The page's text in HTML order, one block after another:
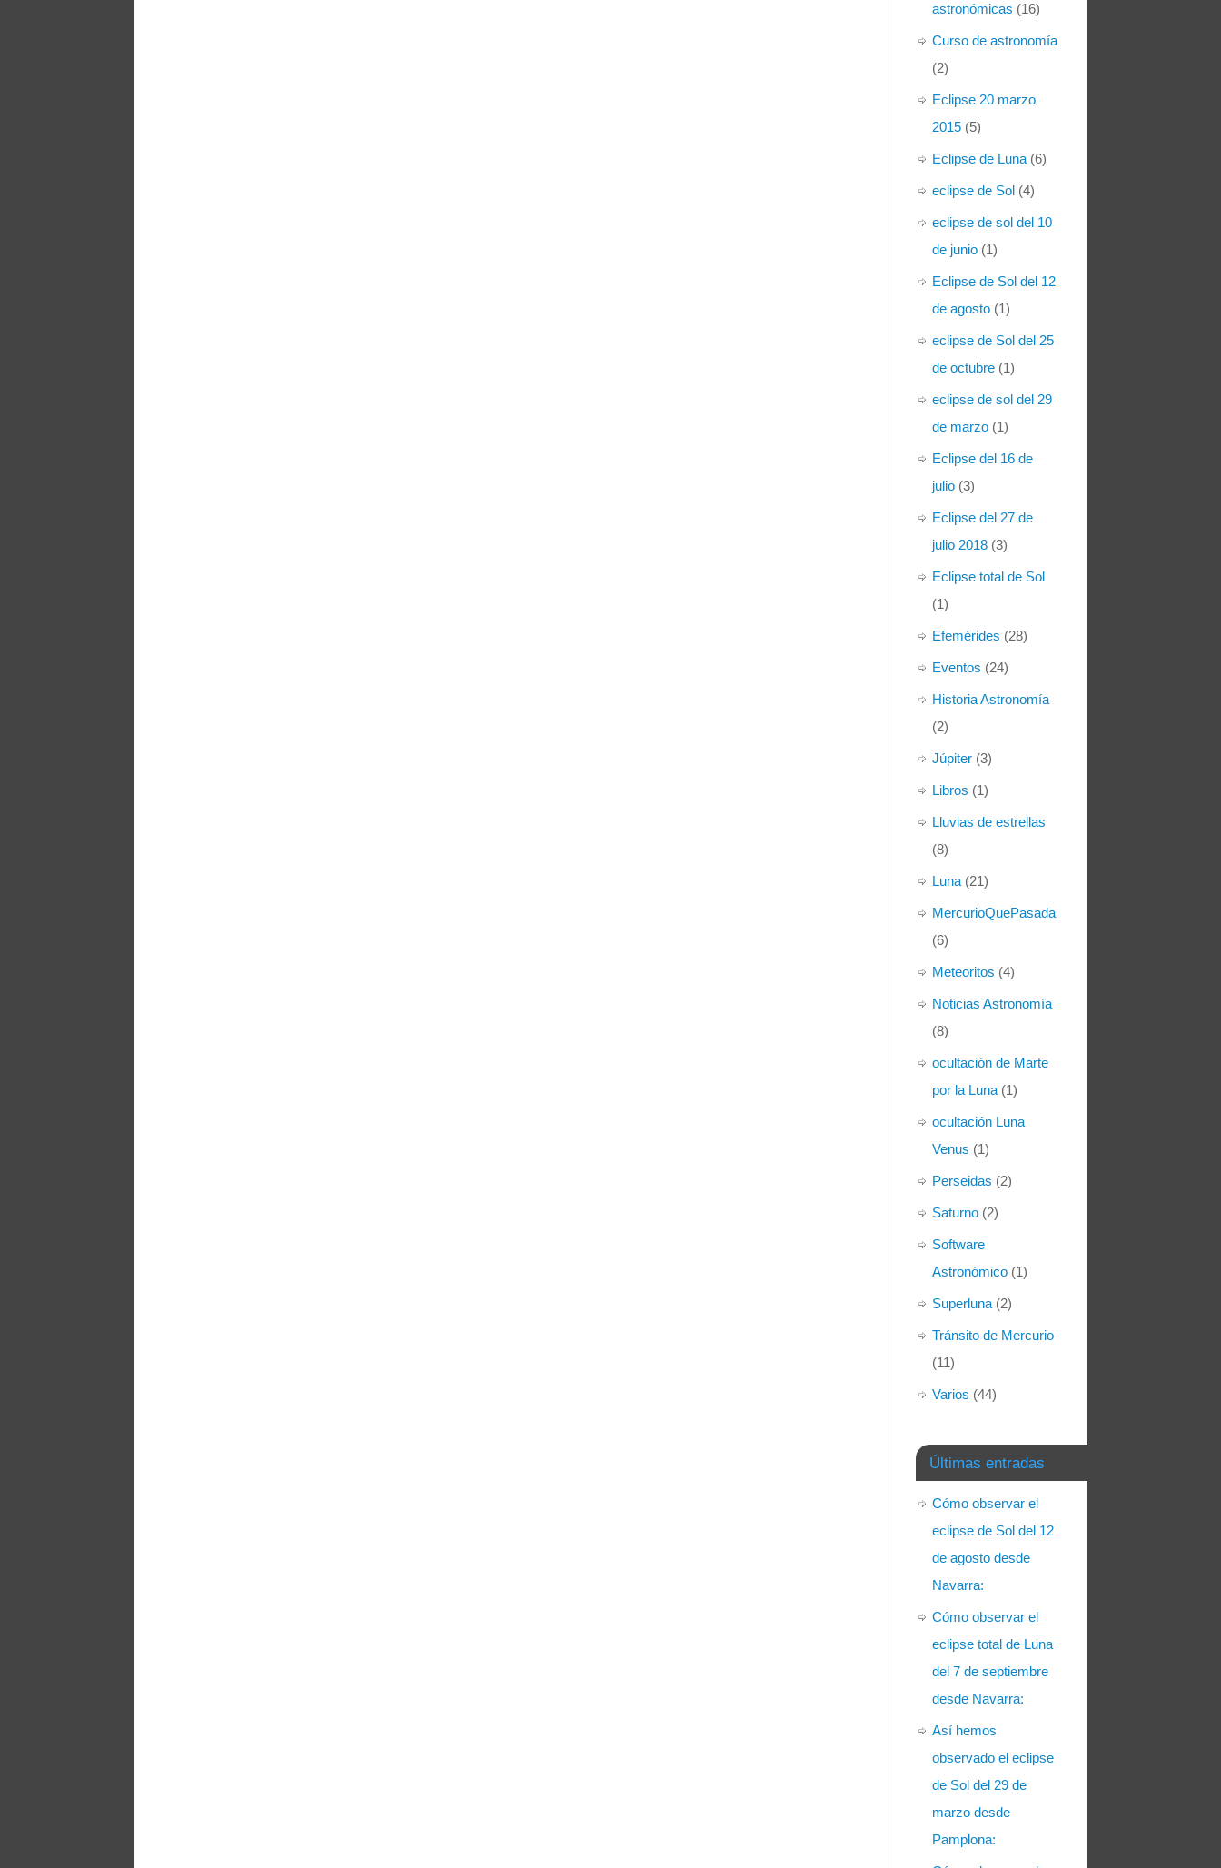
astronómicas (16)
Curso de astronomía
(2)
Eclipse 20 marzo
2015 (5)
Eclipse de Luna (6)
eclipse de Sol (4)
eclipse de sol del 10
de junio (1)
Eclipse de Sol del 12
de agosto (1)
eclipse de Sol del 25
de octubre (1)
eclipse de sol del 29
de marzo (1)
Eclipse del 16 de
julio (3)
Eclipse del 27 de
julio 2018 (3)
Eclipse total de Sol
(1)
Efemérides (28)
Eventos (24)
Historia Astronomía
(2)
Júpiter (3)
Libros (1)
Lluvias de estrellas
(8)
Luna (21)
MercurioQuePasada
(6)
Meteoritos (4)
Noticias Astronomía
(8)
ocultación de Marte
por la Luna (1)
ocultación Luna
Venus (1)
Perseidas (2)
Saturno (2)
Software
Astronómico (1)
Superluna (2)
Tránsito de Mercurio
(11)
Varios (44)
Últimas entradas
Cómo observar el
eclipse de Sol del 12
de agosto desde
Navarra:
Cómo observar el
eclipse total de Luna
del 7 de septiembre
desde Navarra:
Así hemos
observado el eclipse
de Sol del 29 de
marzo desde
Pamplona: